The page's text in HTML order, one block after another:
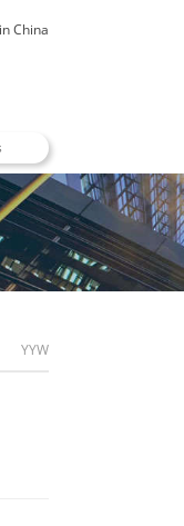
China
YYW